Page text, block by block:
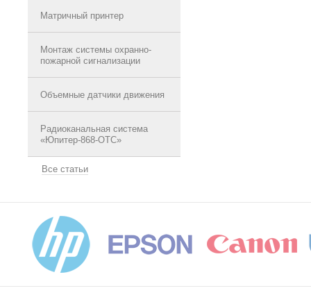
Матричный принтер
Монтаж системы охранно-
пожарной сигнализации
Объемные датчики движения
Радиоканальная система
«Юпитер-868-ОТС»
Все статьи